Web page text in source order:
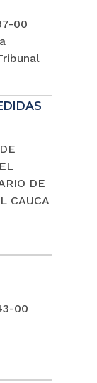
00
DE
CAUCA
00